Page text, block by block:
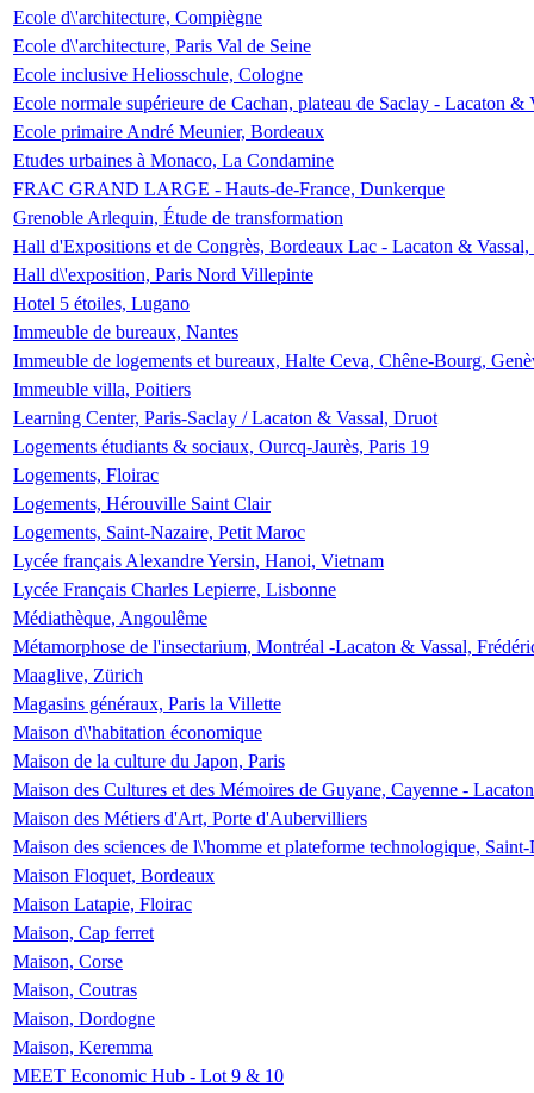
Ecole d\'architecture, Compiègne
Ecole d\'architecture, Paris Val de Seine
Ecole inclusive Heliosschule, Cologne
Ecole normale supérieure de Cachan, plateau de Saclay - Lacaton &
Ecole primaire André Meunier, Bordeaux
Etudes urbaines à Monaco, La Condamine
FRAC GRAND LARGE - Hauts-de-France, Dunkerque
Grenoble Arlequin, Étude de transformation
Hall d'Expositions et de Congrès, Bordeaux Lac - Lacaton &
Hall d\'exposition, Paris Nord Villepinte
Hotel 5 étoiles, Lugano
Immeuble de bureaux, Nantes
Immeuble de logements et bureaux, Halte Ceva, Chêne-Bourg,
Immeuble villa, Poitiers
Learning Center, Paris-Saclay / Lacaton & Vassal, Druot
Logements étudiants & sociaux, Ourcq-Jaurès, Paris 19
Logements, Floirac
Logements, Hérouville Saint Clair
Logements, Saint-Nazaire, Petit Maroc
Lycée français Alexandre Yersin, Hanoi, Vietnam
Lycée Français Charles Lepierre, Lisbonne
Médiathèque, Angoulême
Métamorphose de l'insectarium, Montréal -Lacaton & Vassal,
Maaglive, Zürich
Magasins généraux, Paris la Villette
Maison d\'habitation économique
Maison de la culture du Japon, Paris
Maison des Cultures et des Mémoires de Guyane, Cayenne -
Maison des Métiers d'Art, Porte d'Aubervilliers
Maison des sciences de l\'homme et plateforme technologique,
Maison Floquet, Bordeaux
Maison Latapie, Floirac
Maison, Cap ferret
Maison, Corse
Maison, Coutras
Maison, Dordogne
Maison, Keremma
MEET Economic Hub - Lot 9 & 10